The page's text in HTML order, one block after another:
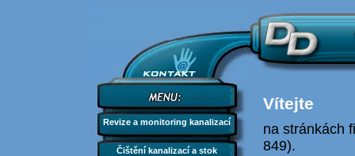
Vítejte
na stránkách
849).
Revize a monitoring kanalizací
Čištění kanalizací a stok